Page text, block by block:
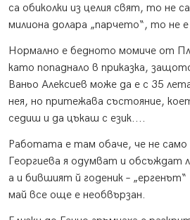
са обиколки из целия свят, то не
милиона долара „парчето“, то не
Нормално е бедното момиче от
като попаднало в приказка,
Ваньо Алексиев може да е с 35
нея, но притежава състояние,
седиш и да цъкаш с език....
Работата е там обаче, че не само
Георгиева я одумват и обсъждат
а и бившият й годеник –
май все още е необвързан.